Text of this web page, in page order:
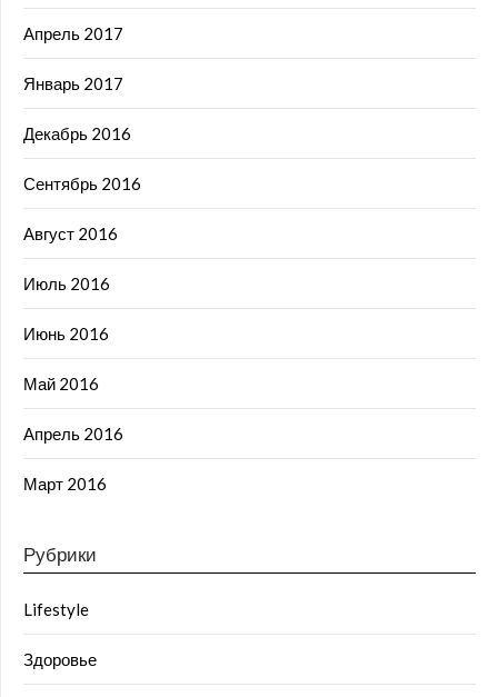
Апрель 2017
Январь 2017
Декабрь 2016
Сентябрь 2016
Август 2016
Июль 2016
Июнь 2016
Май 2016
Апрель 2016
Март 2016
Рубрики
Lifestyle
Здоровье